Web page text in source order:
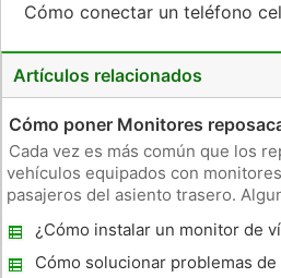
Cómo conectar un teléfono
Artículos relacionados
Cómo poner Monitores
Cada vez es más común que los
vehículos equipados con
pasajeros del asiento trasero.
es una tarea sencilla si se siguen
correctamente. Al finali
¿Cómo instalar un monitor de
Sun?
Cómo solucionar problemas de